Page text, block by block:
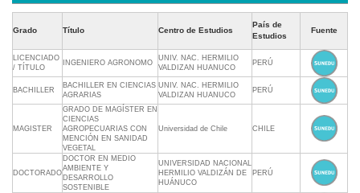
Grado Título Centro de Estudios
País de
Estudios
Fuente
LICENCIADO
/ TÍTULO
INGENIERO AGRONOMO
UNIV. NAC. HERMILIO
VALDIZAN HUANUCO
PERÚ
BACHILLER
BACHILLER EN CIENCIAS
AGRARIAS
UNIV. NAC. HERMILIO
VALDIZAN HUANUCO
PERÚ
MAGISTER
GRADO DE MAGÍSTER EN
CIENCIAS
AGROPECUARIAS CON
MENCIÓN EN SANIDAD
VEGETAL
Universidad de Chile CHILE
DOCTORADO
DOCTOR EN MEDIO
AMBIENTE Y
DESARROLLO
SOSTENIBLE
UNIVERSIDAD NACIONAL
HERMILIO VALDIZÁN DE
HUÁNUCO
PERÚ